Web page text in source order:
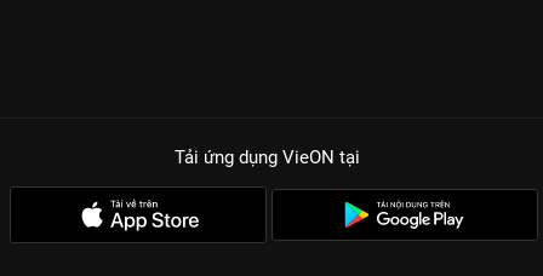
Tải ứng dụng VieON tại